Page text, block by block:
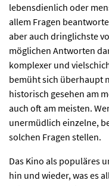
lebensdienlich oder
allem Fragen
aber auch dringlichste
möglichen Antworten
komplexer und
bemüht sich überhaupt
historisch gesehen am
auch oft am meisten.
unermüdlich einzelne,
solchen Fragen stellen.
Das Kino als populäres
hin und wieder, was es